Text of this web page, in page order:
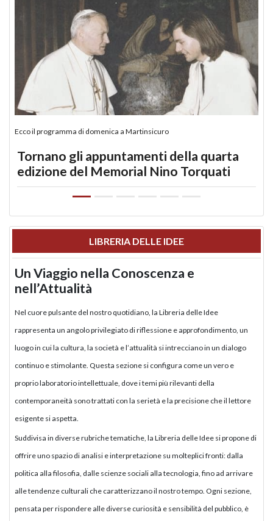
Ecco il programma di domenica a Martinsicuro
Tornano gli appuntamenti della quarta
edizione del Memorial Nino Torquati
LIBRERIA DELLE IDEE
Un Viaggio nella Conoscenza e
nell’Attualità
Nel cuore pulsante del nostro quotidiano, la Libreria delle Idee
rappresenta un angolo privilegiato di riflessione e approfondimento, un
luogo in cui la cultura, la società e l’attualità si intrecciano in un dialogo
continuo e stimolante. Questa sezione si configura come un vero e
proprio laboratorio intellettuale, dove i temi più rilevanti della
contemporaneità sono trattati con la serietà e la precisione che il lettore
esigente si aspetta.
Suddivisa in diverse rubriche tematiche, la Libreria delle Idee si propone di
offrire uno spazio di analisi e interpretazione su molteplici fronti: dalla
politica alla filosofia, dalle scienze sociali alla tecnologia, fino ad arrivare
alle tendenze culturali che caratterizzano il nostro tempo. Ogni sezione,
pensata per rispondere alle diverse curiosità e sensibilità del pubblico, è